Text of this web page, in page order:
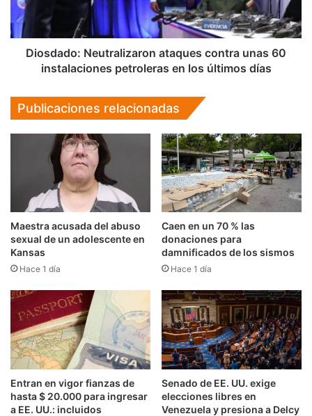
instalaciones
petroleras
en
Diosdado: Neutralizaron ataques contra unas 60
instalaciones petroleras en los últimos días
Publicaciones relacionadas
Maestra acusada del abuso
sexual de un adolescente en
Kansas
Hace 1 día
Caen en un 70 % las
donaciones para
damnificados de los sismos
Hace 1 día
Entran en vigor fianzas de
hasta $ 20.000 para ingresar
a EE. UU.: incluidos
Senado de EE. UU. exige
elecciones libres en
Venezuela y presiona a Delcy